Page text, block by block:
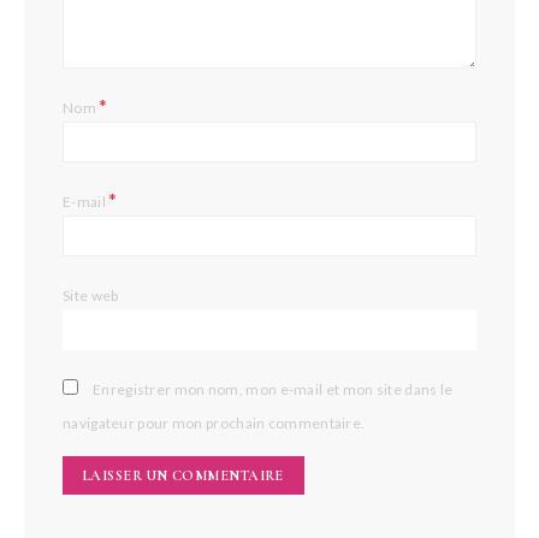
Nom*
E-mail*
Site web
Enregistrer mon nom, mon e-mail et mon site dans le
navigateur pour mon prochain commentaire.